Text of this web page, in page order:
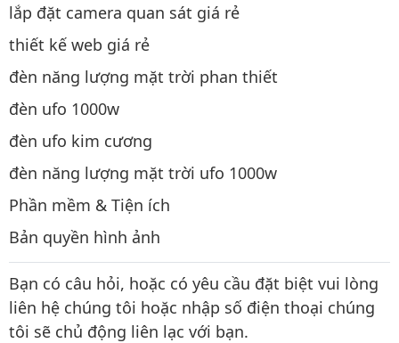
lắp đặt camera quan sát giá rẻ
thiết kế web giá rẻ
đèn năng lượng mặt trời phan thiết
đèn ufo 1000w
đèn ufo kim cương
đèn năng lượng mặt trời ufo 1000w
Phần mềm & Tiện ích
Bản quyền hình ảnh
Bạn có câu hỏi, hoặc có yêu cầu đặt biệt vui lòng
liên hệ chúng tôi hoặc nhập số điện thoại chúng
tôi sẽ chủ động liên lạc với bạn.